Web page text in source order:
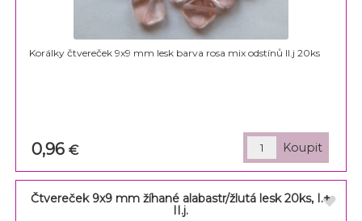
Korálky čtvereček 9x9 mm lesk barva rosa mix odstínů II.j 20ks
0,96€
Čtvereček 9x9 mm žíhané alabastr/žlutá lesk 20ks, I.+
II.j.